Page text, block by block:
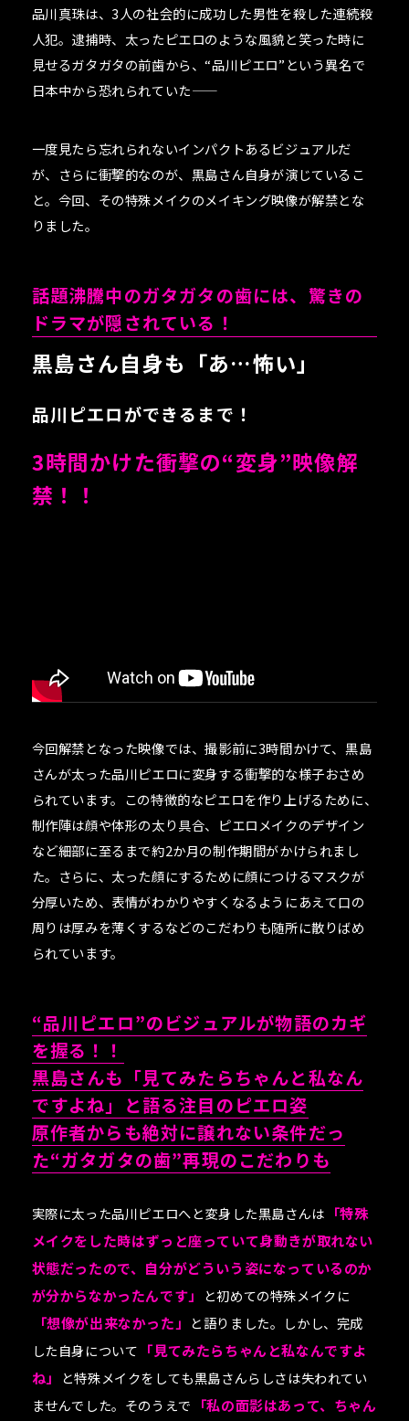
品川真珠は、3人の社会的に成功した男性を殺した連続殺
人犯。逮捕時、太ったピエロのような風貌と笑った時に
見せるガタガタの前歯から、“品川ピエロ”という異名で
日本中から恐れられていた――
一度見たら忘れられないインパクトあるビジュアルだ
が、さらに衝撃的なのが、黒島さん自身が演じているこ
と。今回、その特殊メイクのメイキング映像が解禁とな
りました。
話題沸騰中のガタガタの歯には、驚きの
ドラマが隠されている！
黒島さん自身も「あ…怖い」
品川ピエロができるまで！
3時間かけた衝撃の“変身”映像解
禁！！
今回解禁となった映像では、撮影前に3時間かけて、黒島
さんが太った品川ピエロに変身する衝撃的な様子おさめ
られています。この特徴的なピエロを作り上げるために、
制作陣は顔や体形の太り具合、ピエロメイクのデザイン
など細部に至るまで約2か月の制作期間がかけられまし
た。さらに、太った顔にするために顔につけるマスクが
分厚いため、表情がわかりやすくなるようにあえて口の
周りは厚みを薄くするなどのこだわりも随所に散りばめ
られています。
“品川ピエロ”のビジュアルが物語のカギ
を握る！！
黒島さんも「見てみたらちゃんと私なん
ですよね」と語る注目のピエロ姿
原作者からも絶対に譲れない条件だっ
た“ガタガタの歯”再現のこだわりも
実際に太った品川ピエロへと変身した黒島さんは 「特殊
メイクをした時はずっと座っていて身動きが取れない
状態だったので、自分がどういう姿になっているのか
が分からなかったんです」
と初めての特殊メイクに
「想像が出来なかった」
と語りました。しかし、完成
した自身について 「見てみたらちゃんと私なんですよ
ね」
と特殊メイクをしても黒島さんらしさは失われてい
ませんでした。そのうえで
「私の面影はあって、ちゃん